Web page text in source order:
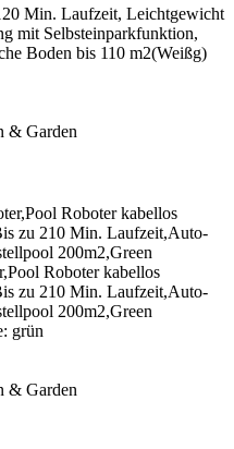
Min. Laufzeit, Leichtgewicht
mit Selbsteinparkfunktion,
Boden bis 110 m2(Weißg)
Roboter kabellos
zu 210 Min. Laufzeit,Auto-
200m2,Green
grün